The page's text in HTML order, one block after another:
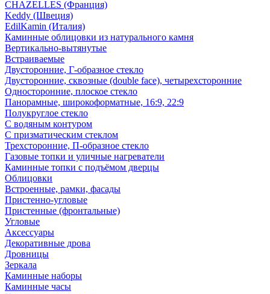
CHAZELLES (Франция)
Keddy (Швеция)
EdilKamin (Италия)
Каминные облицовки из натурального камня
Вертикально-вытянутые
Встраиваемые
Двусторонние, Г-образное стекло
Двусторонние, сквозные (double face), четырехсторонние
Односторонние, плоское стекло
Панорамные, широкоформатные, 16:9, 22:9
Полукруглое стекло
С водяным контуром
С призматическим стеклом
Трехсторонние, П-образное стекло
Газовые топки и уличные нагреватели
Каминные топки с подъёмом дверцы
Облицовки
Встроенные, рамки, фасады
Пристенно-угловые
Пристенные (фронтальные)
Угловые
Аксессуары
Декоративные дрова
Дровницы
Зеркала
Каминные наборы
Каминные часы